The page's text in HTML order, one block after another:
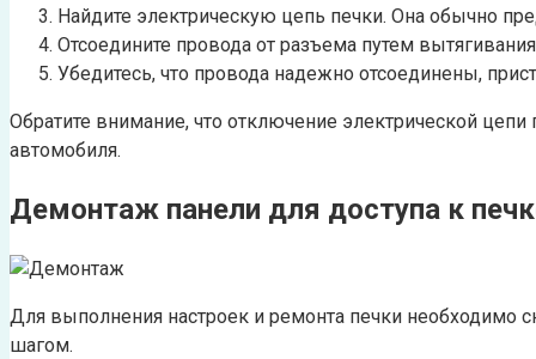
Найдите электрическую цепь печки. Она обычно
Отсоедините провода от разъема путем
Убедитесь, что провода надежно отсоединены,
Обратите внимание, что отключение электрической
автомобиля.
Демонтаж панели для доступа к
Для выполнения настроек и ремонта печки необходимо
шагом.